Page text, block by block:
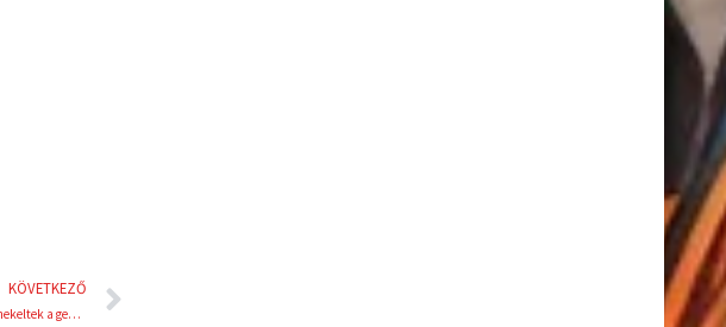
KÖVETKEZŐ
Kettős magyar siker a vitorlázásban: Vadnai testvérek remekeltek a genovai világkupán